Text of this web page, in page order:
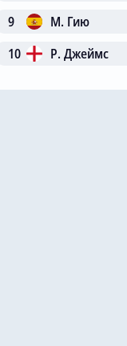
9 М. Гию
10 Р. Джеймс